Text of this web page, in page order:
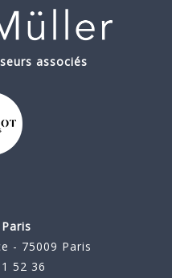
associés
- 75009 Paris
52 36